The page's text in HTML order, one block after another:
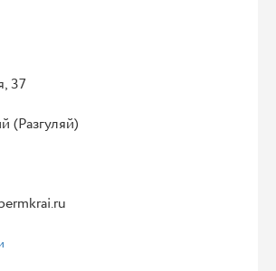
37
(Разгуляй)